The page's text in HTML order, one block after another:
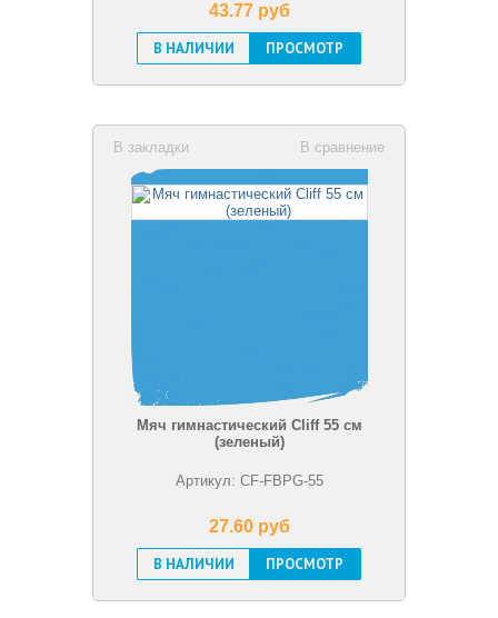
43.77 pуб
В НАЛИЧИИ
ПРОСМОТР
В сравнение
В закладки
Мяч гимнастический Cliff 55 см
(зеленый)
Артикул: CF-FBPG-55
27.60 pуб
В НАЛИЧИИ
ПРОСМОТР